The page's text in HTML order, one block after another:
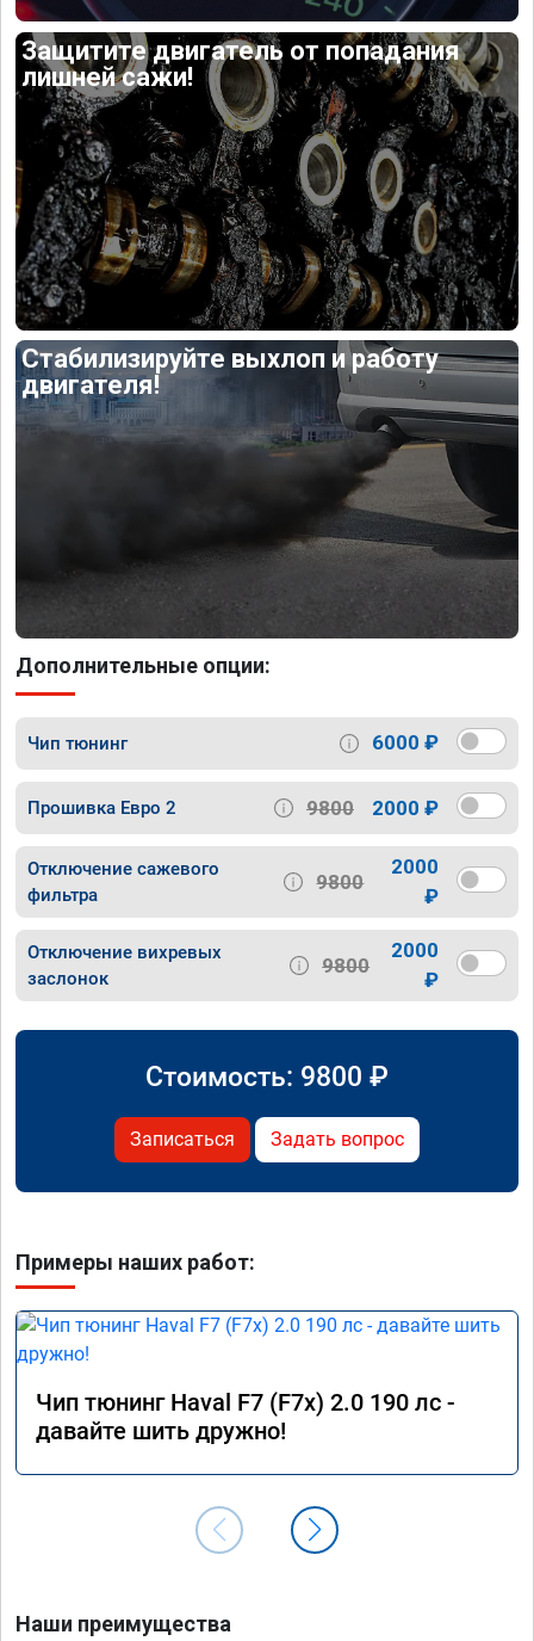
Защитите двигатель от попадания
лишней сажи!
Стабилизируйте выхлоп и работу
двигателя!
Дополнительные опции:
Чип тюнинг 6000 ₽
Прошивка Евро 2 9800 2000 ₽
Отключение сажевого
фильтра
9800
2000
₽
Отключение вихревых
заслонок
9800
2000
₽
Стоимость: 9800 ₽
Записаться Задать вопрос
Примеры наших работ:
Чип тюнинг Haval F7 (F7x) 2.0 190 лс -
давайте шить дружно!
Наши преимущества